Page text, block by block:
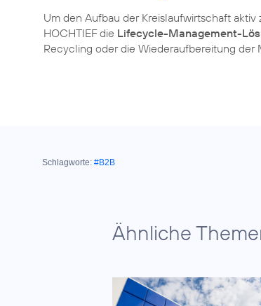
Um den Aufbau der Kreislaufwirtschaft
HOCHTIEF die Lifecycle-Management-
Recycling oder die Wiederaufbereitung der
Schlagworte: #B2B
Ähnliche